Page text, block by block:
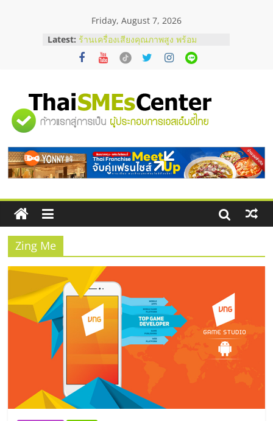
Friday, August 7, 2026
Latest:
สัมมนาลงทุน แฟรนไชส์ยอนนี่
ThaiFranchise Meet Up จับคู่แฟรน
ไชส์ ครั้งที่ 8
ร้านเครื่องเสียงคุณภาพสูง พร้อม
วิธีเลือกผู้ให้บริการให้คุ้มค่าและตอบ
โจทย์ธุรกิจ
อยากหาเงินทุน เพิ่มสภาพคล่องให้ธุรกิจ
สัมมนาออนไลน์ โอกาสบริหารสถานี
บริการน้ำมัน Shell
"ศูนย์
รวม
ข้อมูล
ธุรกิจ
SME
แห่ง
ประเทศไทย,
ThaiSMEsCenter,
รวม
Zing Me